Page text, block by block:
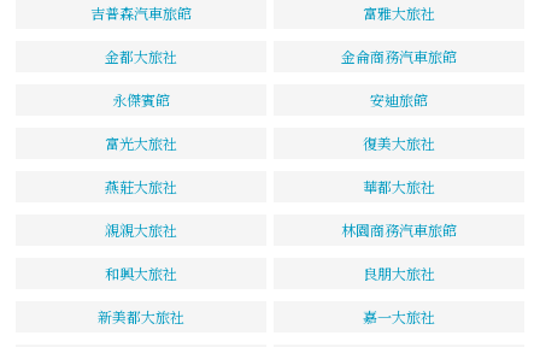
吉普森汽車旅館 富雅大旅社
金都大旅社 金侖商務汽車旅館
永傑賓館 安迪旅館
富光大旅社 復美大旅社
燕莊大旅社 華都大旅社
親親大旅社 林園商務汽車旅館
和興大旅社 良朋大旅社
新美都大旅社 嘉一大旅社